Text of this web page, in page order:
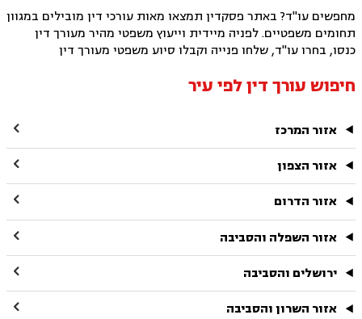
מחפשים עו"ד? באתר פסקדין תמצאו מאות עורכי דין מובילים במגוון
תחומים משפטיים. לפניה מיידית וייעוץ משפטי מהיר מעורך דין
כנסו, בחרו עו"ד, שלחו פנייה וקבלו סיוע משפטי מעורך דין
חיפוש עורך דין לפי עיר
אזור המרכז 
אזור הצפון 
אזור הדרום 
אזור השפלה והסביבה 
ירושלים והסביבה 
אזור השרון והסביבה 